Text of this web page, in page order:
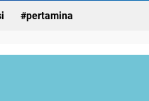
pertamina